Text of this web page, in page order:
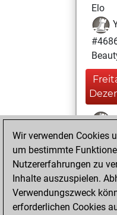
Elo
new
Wir verwenden Cookies
um bestimmte
Nutzererfahrungen zu
Inhalte auszuspielen.
Verwendungszweck
erforderlichen Cookies